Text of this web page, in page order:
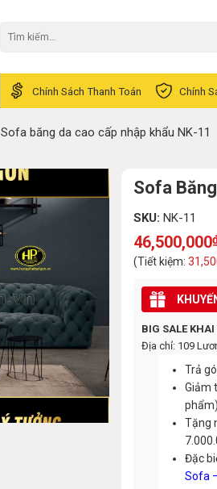
kiếm:
Chính Sách Thanh Toán Chính
Sofa băng da cao cấp nhập khẩu NK-11
Sofa
SKU:NK-11
Original
price
was:
78,000,000₫.
46,500,000
Current
price
is:
46,500,000₫.
(Tiết kiệm:
BIG SALE
Địa chỉ: 109
Trả
Giảm
phẩm)
Tặng
Đặc
Sofa